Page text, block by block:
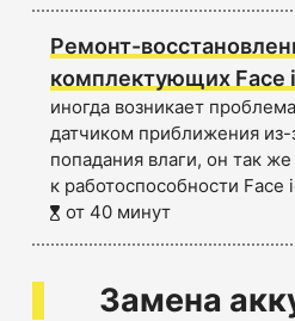
Ремонт-
комплектующих Face
иногда возникает
датчиком приближения из-
попадания влаги, он так
к работоспособности Face
от 40 минут
Замена